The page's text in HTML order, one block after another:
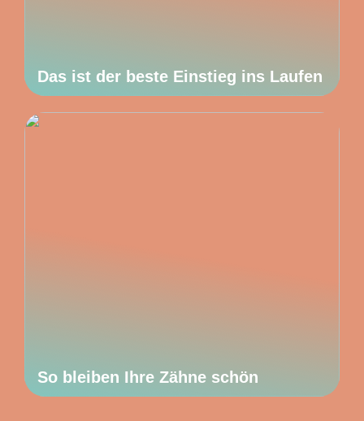
Das ist der beste Einstieg ins Laufen
So bleiben Ihre Zähne schön